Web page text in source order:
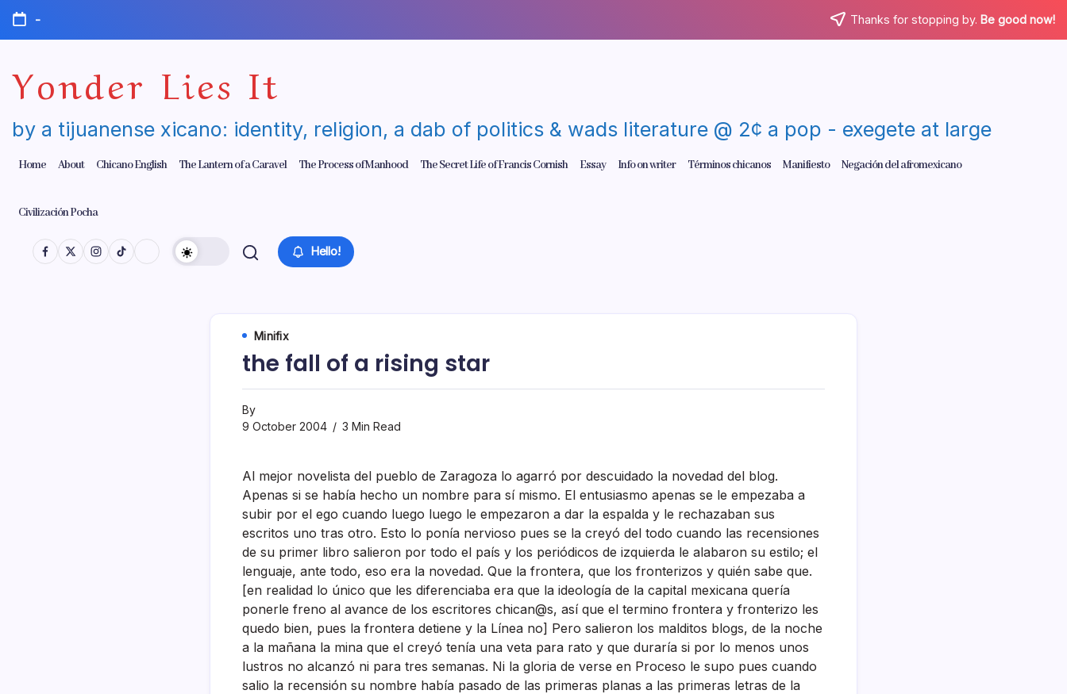
Skip
content
- Thanks for stopping by. Be good now!
Yonder Lies It
by a tijuanense xicano: identity, religion, a dab of politics & wads literature @ 2¢ a pop - exegete at large
Home About Chicano English The Lantern of a Caravel The Process of Manhood The Secret Life of Francis Cornish Essay Info on writer Términos chicanos Manifiesto Negación del afromexicano
Civilización Pocha
Hello!
Minifix
the fall of a rising star
By
9 October 2004
3 Min Read
Al mejor novelista del pueblo de Zaragoza lo agarró por descuidado la novedad del blog.
Apenas si se habí­a hecho un nombre para sí­ mismo. El entusiasmo apenas se le empezaba a
subir por el ego cuando luego luego le empezaron a dar la espalda y le rechazaban sus
escritos uno tras otro. Esto lo poní­a nervioso pues se la creyó del todo cuando las recensiones
de su primer libro salieron por todo el paí­s y los periódicos de izquierda le alabaron su estilo; el
lenguaje, ante todo, eso era la novedad. Que la frontera, que los fronterizos y quién sabe que.
[en realidad lo único que les diferenciaba era que la ideologí­a de la capital mexicana querí­a
ponerle freno al avance de los escritores chican@s, así­ que el termino frontera y fronterizo les
quedo bien, pues la frontera detiene y la Lí­nea no] Pero salieron los malditos blogs, de la noche
a la mañana la mina que el creyó tení­a una veta para rato y que durarí­a si por lo menos unos
lustros no alcanzó ni para tres semanas. Ni la gloria de verse en Proceso le supo pues cuando
salio la recensión su nombre habí­a pasado de las primeras planas a las primeras letras de la